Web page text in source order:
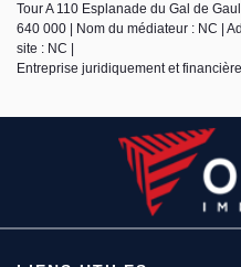
Tour A 110 Esplanade du Gal de
640 000 | Nom du médiateur : NC |
site : NC |
Entreprise juridiquement et